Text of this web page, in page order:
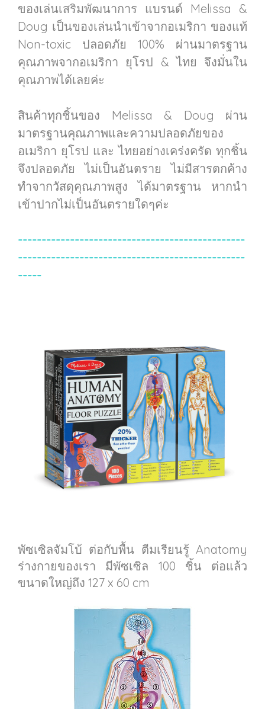
ของเล่นเสริมพัฒนาการ แบรนด์ Melissa &
Doug เป็นของเล่นนำเข้าจากอเมริกา ของแท้
Non-toxic ปลอดภัย 100% ผ่านมาตรฐาน
คุณภาพจากอเมริกา ยุโรป & ไทย จึงมั่นใน
คุณภาพได้เลยค่ะ
สินค้าทุกชิ้นของ Melissa & Doug ผ่าน
มาตรฐานคุณภาพและความปลอดภัยของ
อเมริกา ยุโรป และ ไทยอย่างเคร่งครัด ทุกชิ้น
จึงปลอดภัย ไม่เป็นอันตราย ไม่มีสารตกค้าง
ทำจากวัสดุคุณภาพสูง ได้มาตรฐาน หากนำ
เข้าปากไม่เป็นอันตรายใดๆค่ะ
------------------------------------------------
------------------------------------------------
-----
พัซเซิลจัมโบ้ ต่อกับพื้น ตีมเรียนรู้ Anatomy
ร่างกายของเรา มีพัซเซิล 100 ชิ้น ต่อแล้ว
ขนาดใหญ่ถึง 127 x 60 cm